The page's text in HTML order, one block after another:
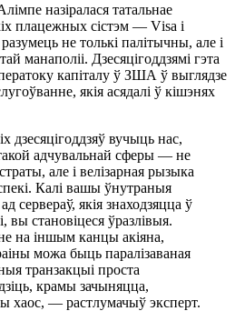
назіралася татальнае
плацежных сістэм — Vіsa і
не толькі палітычны, але і
манаполіі. Дзесяцігоддзямі гэта
капіталу ў ЗША ў выглядзе
якія асядалі ў кішэнях
дзесяцігоддзяў вучыць нас,
адчувальнай сферы — не
але і велізарная рызыка
Калі вашы ўнутраныя
сервераў, якія знаходзяцца ў
становіцеся ўразлівыя.
на іншым канцы акіяна,
можа быць паралізаваная
транзакцыі проста
крамы зачыняцца,
хаос, — растлумачыў эксперт.